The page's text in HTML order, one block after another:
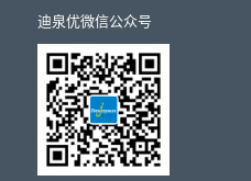
迪泉优微信公众号